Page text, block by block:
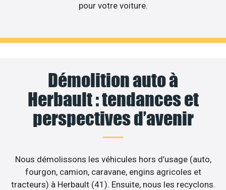
pour votre voiture.
Démolition auto à
Herbault : tendances et
perspectives d’avenir
Nous démolissons les véhicules hors d’usage (auto,
fourgon, camion, caravane, engins agricoles et
tracteurs) à Herbault (41). Ensuite, nous les recyclons.